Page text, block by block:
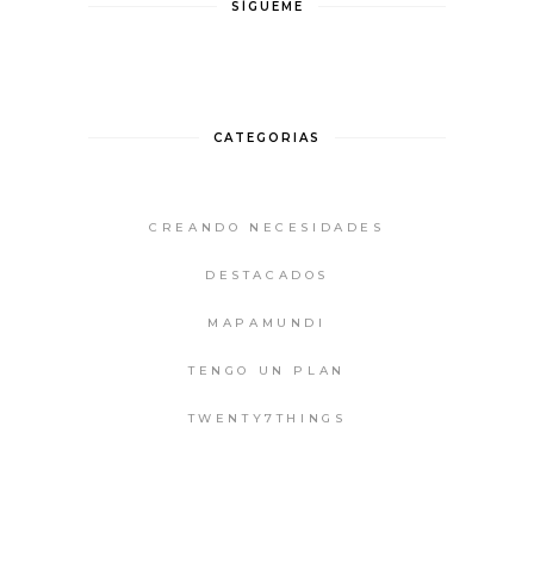
SÍGUEME
CATEGORIAS
CREANDO NECESIDADES
DESTACADOS
MAPAMUNDI
TENGO UN PLAN
TWENTY7THINGS